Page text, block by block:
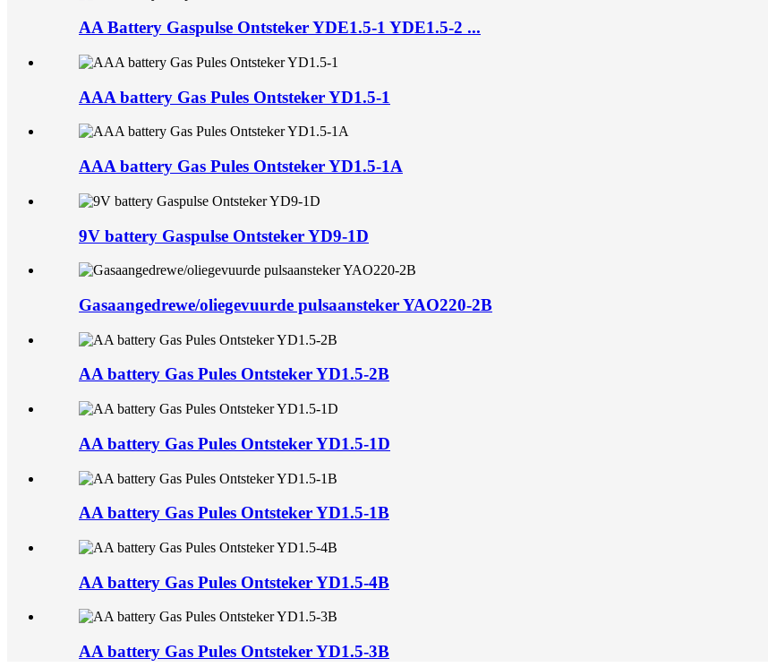
AA Battery Gaspulse Ontsteker YDE1.5-1 YDE1.5-2 ...
AAA battery Gas Pules Ontsteker YD1.5-1
AAA battery Gas Pules Ontsteker YD1.5-1A
9V battery Gaspulse Ontsteker YD9-1D
Gasaangedrewe/oliegevuurde pulsaansteker YAO220-2B
AA battery Gas Pules Ontsteker YD1.5-2B
AA battery Gas Pules Ontsteker YD1.5-1D
AA battery Gas Pules Ontsteker YD1.5-1B
AA battery Gas Pules Ontsteker YD1.5-4B
AA battery Gas Pules Ontsteker YD1.5-3B